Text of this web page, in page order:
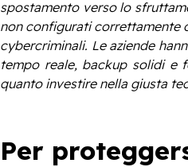
spostamento verso lo
non configurati correttamente
cybercriminali. Le aziende
tempo reale, backup solidi e
quanto investire nella giusta
Per